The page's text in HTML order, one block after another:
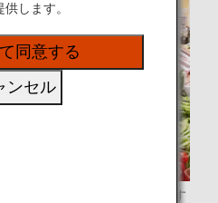
がスーパーで販売されています
します。
同意する
ンセル